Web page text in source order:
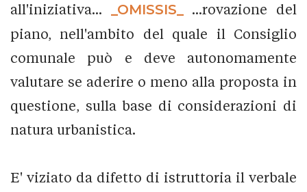
all'iniziativa...
_OMISSIS_
...rovazione del
piano, nell'ambito del quale il Consiglio
comunale può e deve autonomamente
valutare se aderire o meno alla proposta in
questione, sulla base di considerazioni di
natura urbanistica.
E' viziato da difetto di istruttoria il verbale